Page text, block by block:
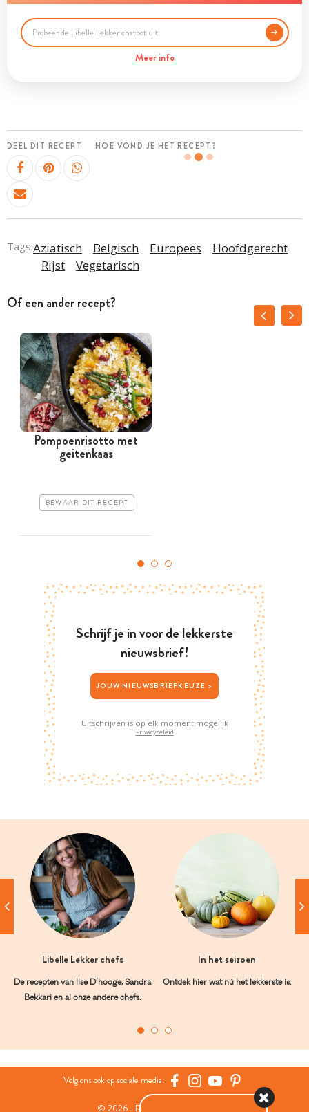
Meer info
DEEL DIT RECEPT HOE VOND JE HET RECEPT?
Tags:Aziatisch Belgisch Europees
Hoofdgerecht
Rijst
Vegetarisch
Of een ander recept?
Pompoenrisotto met
geitenkaas
BEWAAR DIT RECEPT
Schrijf je in voor de lekkerste
nieuwsbrief!
JOUW NIEUWSBRIEFKEUZE >
Uitschrijven is op elk moment mogelijk
Privacybeleid
Libelle Lekker chefs
De recepten van Ilse D’hooge, Sandra
Bekkari en al onze andere chefs.
In het seizoen
Ontdek hier wat nú het lekkerste is.
Volg ons ook op sociale media:
© 2026 - Roularta Media Group